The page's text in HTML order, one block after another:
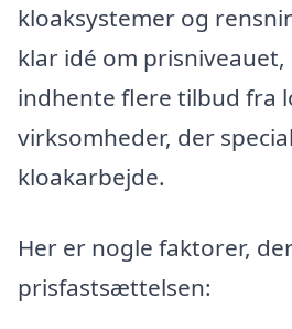
kloaksystemer og
klar idé om
indhente flere tilbud fra
virksomheder, der
kloakarbejde.
Her er nogle faktorer,
prisfastsættelsen: